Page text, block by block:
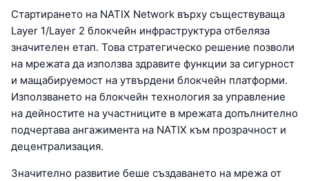
Стартирането на NATIX Network върху съществуваща
Layer 1/Layer 2 блокчейн инфраструктура отбеляза
значителен етап. Това стратегическо решение позволи
на мрежата да използва здравите функции за сигурност
и мащабируемост на утвърдени блокчейн платформи.
Използването на блокчейн технология за управление
на дейностите на участниците в мрежата допълнително
подчертава ангажимента на NATIX към прозрачност и
децентрализация.
Значително развитие беше създаването на мрежа от